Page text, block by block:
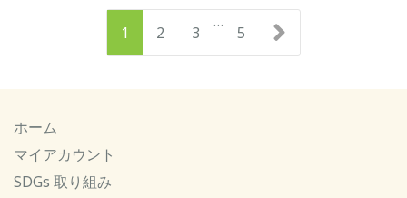
1 2 3
…
5
ホーム
マイアカウント
SDGs 取り組み